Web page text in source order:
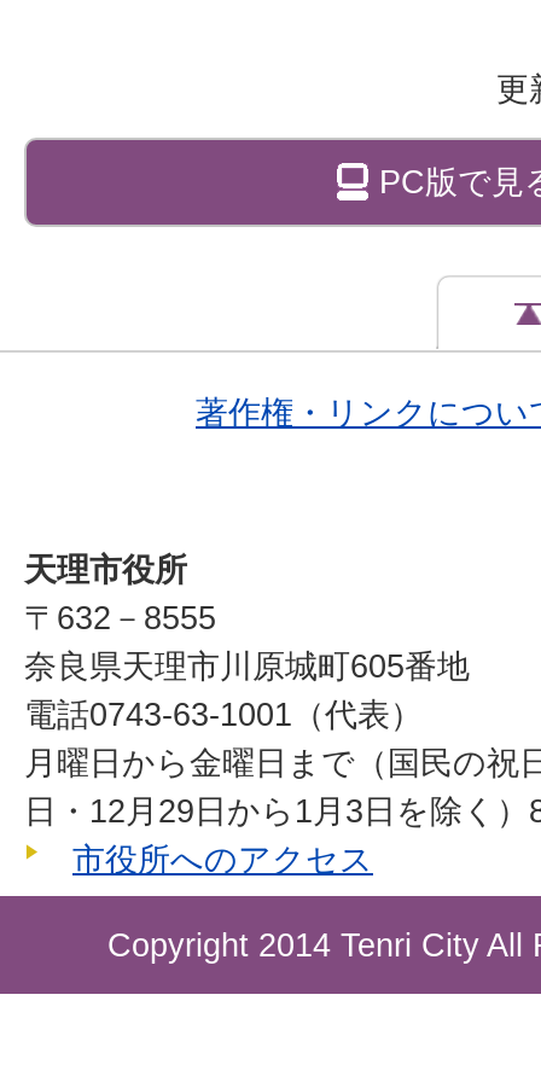
更
PC版で見
著作権・リンクについ
天理市役所
〒632－8555
奈良県天理市川原城町605番地
電話0743-63-1001（代表）
月曜日から金曜日まで（国民の祝
日・12月29日から1月3日を除く
市役所へのアクセス
Copyright 2014 Tenri City All